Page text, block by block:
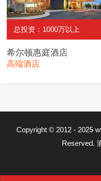
总投资：1000万以上
希尔顿惠庭酒店
高端酒店
Copyright © 2012 - 2025
Reserved.